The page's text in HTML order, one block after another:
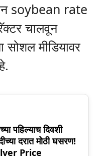
soybean rate
चालवून
सोशल मीडियावर
पहिल्याच दिवशी
दरात मोठी घसरण!
Price